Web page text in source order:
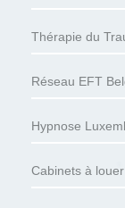
Thérapie du
Réseau EFT
Hypnose
Cabinets à